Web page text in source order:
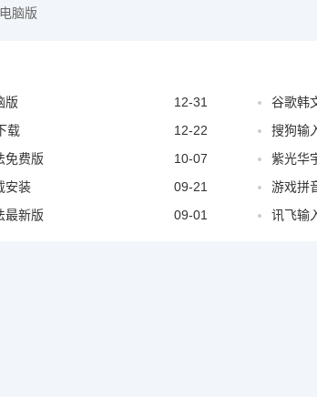
脑版
版 12-31 谷歌韩
载
12-22 搜狗输
免费版
10-07 紫光华
安装
09-21 游戏拼
最新版
09-01 讯飞输